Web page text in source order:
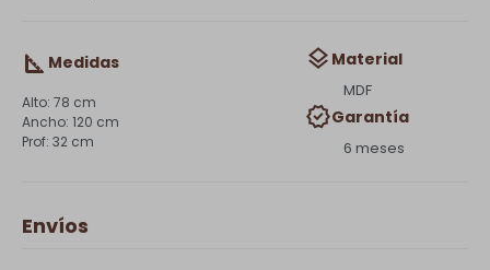
Medidas
78 cm
120 cm
32 cm
Material
MDF
Garantía
6 meses
Envíos